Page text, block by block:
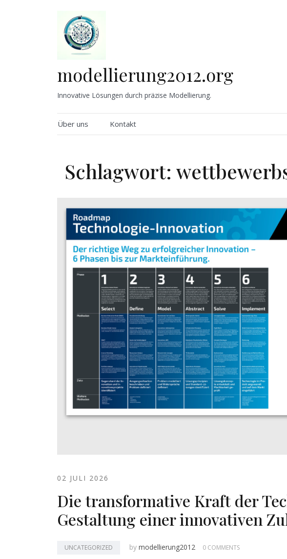
modellierung2012.org
Innovative Lösungen durch präzise Modellierung.
Über uns Kontakt
Schlagwort:
02 JULI 2026
Die transformative Kraft der
Gestaltung einer innovativen
UNCATEGORIZED by modellierung2012 0 COMMENTS